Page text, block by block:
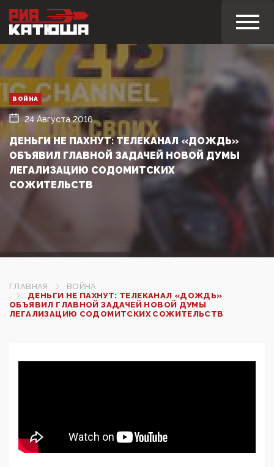
ВОЙНА
24 Августа 2016
ДЕНЬГИ НЕ ПАХНУТ: ТЕЛЕКАНАЛ «ДОЖДЬ»
ОБЪЯВИЛ ГЛАВНОЙ ЗАДАЧЕЙ НОВОЙ ДУМЫ
ЛЕГАЛИЗАЦИЮ СОДОМИТСКИХ
СОЖИТЕЛЬСТВ
ГЛАВНАЯ
ВОЙНА
ДЕНЬГИ НЕ ПАХНУТ: ТЕЛЕКАНАЛ «ДОЖДЬ»
ОБЪЯВИЛ ГЛАВНОЙ ЗАДАЧЕЙ НОВОЙ ДУМЫ
ЛЕГАЛИЗАЦИЮ СОДОМИТСКИХ СОЖИТЕЛЬСТВ